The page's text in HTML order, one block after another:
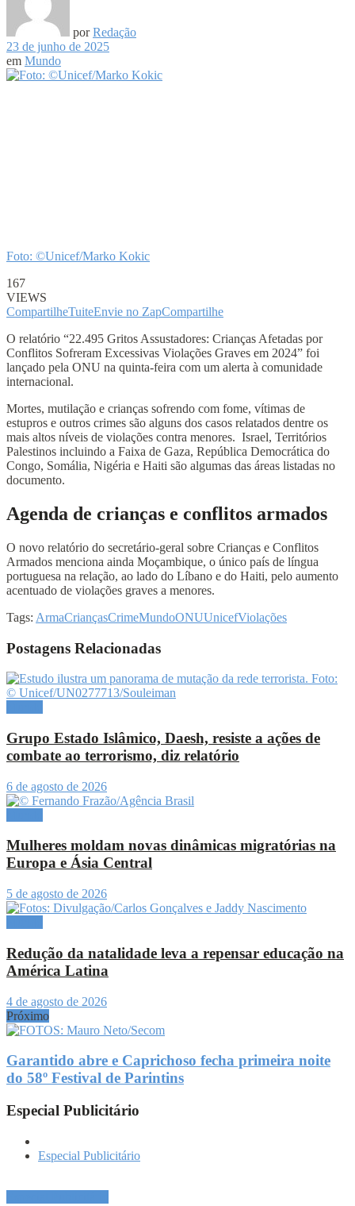
por Redação
23 de junho de 2025
em Mundo
Foto: ©Unicef/Marko Kokic
167
VIEWS
CompartilheTuiteEnvie no ZapCompartilhe
O relatório “22.495 Gritos Assustadores: Crianças Afetadas por
Conflitos Sofreram Excessivas Violações Graves em 2024” foi
lançado pela ONU na quinta-feira com um alerta à comunidade
internacional.
Mortes, mutilação e crianças sofrendo com fome, vítimas de
estupros e outros crimes são alguns dos casos relatados dentre os
mais altos níveis de violações contra menores. Israel, Territórios
Palestinos incluindo a Faixa de Gaza, República Democrática do
Congo, Somália, Nigéria e Haiti são algumas das áreas listadas no
documento.
Agenda de crianças e conflitos armados
O novo relatório do secretário-geral sobre Crianças e Conflitos
Armados menciona ainda Moçambique, o único país de língua
portuguesa na relação, ao lado do Líbano e do Haiti, pelo aumento
acentuado de violações graves a menores.
Tags: ArmaCriançasCrimeMundoONUUnicefViolações
Postagens Relacionadas
Grupo Estado Islâmico, Daesh, resiste a ações de
combate ao terrorismo, diz relatório
6 de agosto de 2026
Mulheres moldam novas dinâmicas migratórias na
Europa e Ásia Central
5 de agosto de 2026
Redução da natalidade leva a repensar educação na
América Latina
4 de agosto de 2026
Próximo
Garantido abre e Caprichoso fecha primeira noite
do 58º Festival de Parintins
Especial Publicitário
Especial Publicitário